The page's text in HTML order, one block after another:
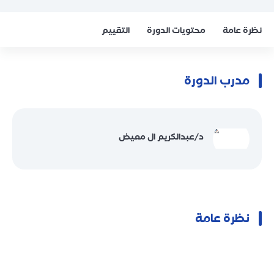
نظرة عامة محتويات الدورة التقييم
مدرب الدورة
د/عبدالكريم ال معيض
نظرة عامة